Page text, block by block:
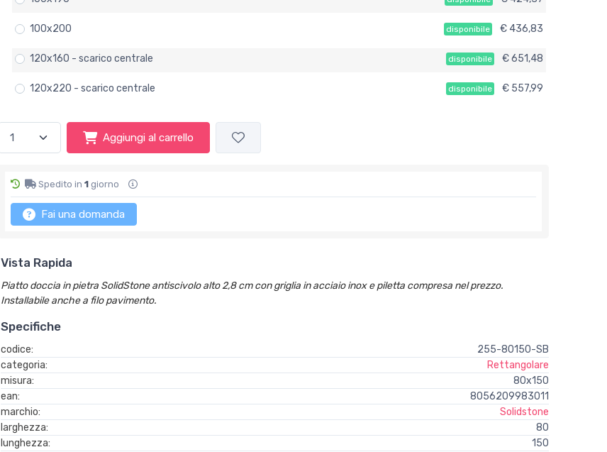
100x200 disponibile € 436,83
120x160 - scarico centrale disponibile € 651,48
120x220 - scarico centrale disponibile € 557,99
Aggiungi al carrello
Spedito in1 giorno
Fai una domanda
Vista Rapida
Piatto doccia in pietra SolidStone antiscivolo alto 2,8 cm con griglia in acciaio inox e piletta compresa nel prezzo.
Installabile anche a filo pavimento.
Specifiche
codice:
255-80150-SB
categoria:
Rettangolare
misura:
80x150
ean:
8056209983011
marchio:
Solidstone
larghezza:
80
lunghezza:
150